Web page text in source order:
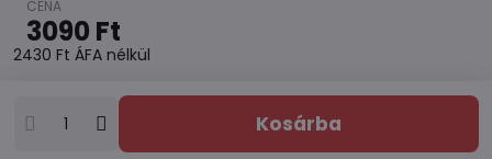
3090 Ft
2430 Ft ÁFA nélkül
Kosárba